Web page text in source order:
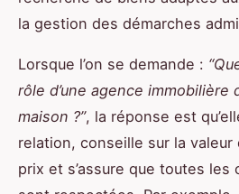
la gestion des démarches
Lorsque l’on se demande :
rôle d’une agence immobilière
maison ?”, la réponse est
relation, conseille sur la
prix et s’assure que toutes les